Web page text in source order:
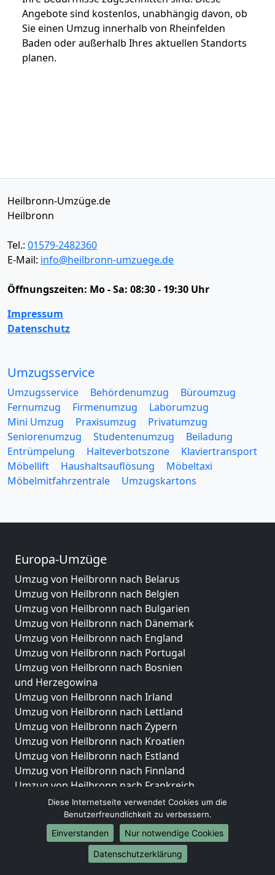
Angebote sind kostenlos, unabhängig davon, ob
Sie einen Umzug innerhalb von Rheinfelden
Baden oder außerhalb Ihres aktuellen Standorts
planen.
Heilbronn-Umzüge.de
Heilbronn
Tel.: 01579-2482360
E-Mail: info@heilbronn-umzuege.de
Öffnungszeiten: Mo - Sa: 08:30 - 19:30 Uhr
Impressum
Datenschutz
Umzugsservice
Umzugsservice Behördenumzug
Büroumzug
Fernumzug
Firmenumzug
Laborumzug
Mini Umzug
Praxisumzug
Privatumzug
Seniorenumzug
Studentenumzug
Beiladung
Entrümpelung
Halteverbotszone
Klaviertransport
Möbellift
Haushaltsauflösung
Möbeltaxi
Möbelmitfahrzentrale
Umzugskartons
Europa-Umzüge
Umzug von Heilbronn nach Belarus
Umzug von Heilbronn nach Belgien
Umzug von Heilbronn nach Bulgarien
Umzug von Heilbronn nach Dänemark
Umzug von Heilbronn nach England
Umzug von Heilbronn nach Portugal
Umzug von Heilbronn nach Bosnien
und Herzegowina
Umzug von Heilbronn nach Irland
Umzug von Heilbronn nach Lettland
Umzug von Heilbronn nach Zypern
Umzug von Heilbronn nach Kroatien
Umzug von Heilbronn nach Estland
Umzug von Heilbronn nach Finnland
Umzug von Heilbronn nach Frankreich
Umzug von Heilbronn nach Griechenland
Umzug von Heilbronn nach Italien
Umzug von Heilbronn nach Liechtenstein
Umzug von Heilbronn nach Luxemburg
Umzug von Heilbronn nach Niederlande
Diese Internetseite verwendet Cookies um die
Benutzerfreundlichkeit zu verbessern.
Einverstanden
Nur notwendige Cookies
Datenschutzerklärung